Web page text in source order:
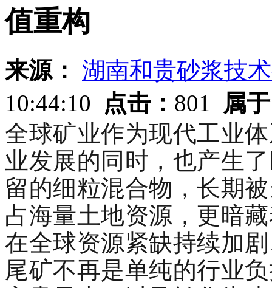
值重构
来源： 湖南和贵砂浆技
10:44:10
点击： 801 属
全球矿业作为现代工业
业发展的同时，也产生
留的细粒混合物，长期
占海量土地资源，更暗
在全球资源紧缺持续加
尾矿不再是单纯的行业